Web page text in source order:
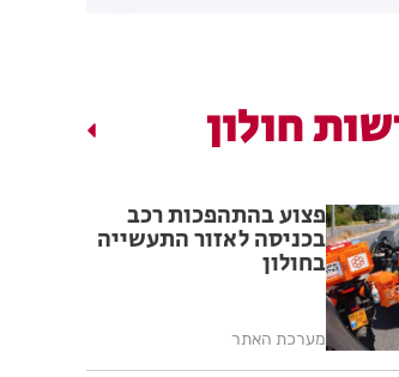
חולון
פצוע בהתהפכות רכב
בכניסה לאזור התעשייה
בחולון
מערכת האתר